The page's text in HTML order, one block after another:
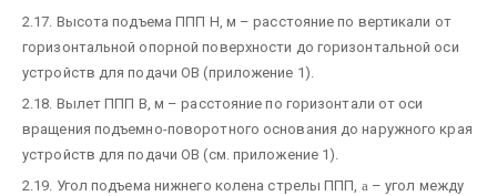
2.17. Высота подъема ППП H, м – расстояние по вертикали от
горизонтальной опорной поверхности до горизонтальной оси
устройств для подачи ОВ (приложение 1).
2.18. Вылет ППП B, м – расстояние по горизонтали от оси
вращения подъемно-поворотного основания до наружного края
устройств для подачи ОВ (см. приложение 1).
2.19. Угол подъема нижнего колена стрелы ППП, a – угол между